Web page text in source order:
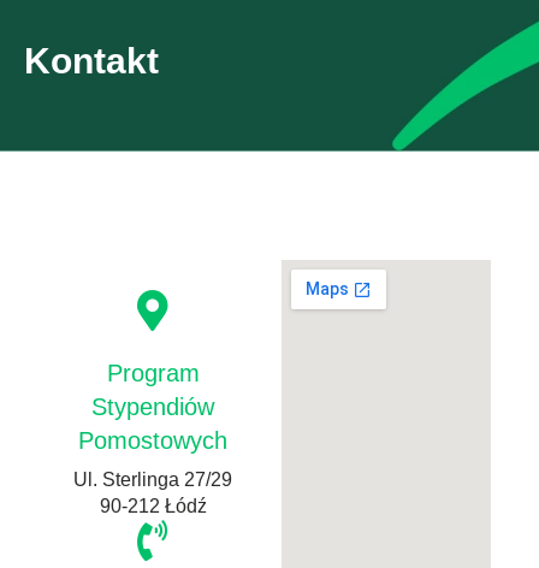
Kontakt
Program
Stypendiów
Pomostowych
Ul. Sterlinga 27/29
90-212 Łódź